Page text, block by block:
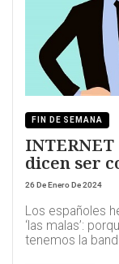
FIN DE SEMANA
dicen ser
comparten
26 De Enero De 2024
Los españoles
‘las malas’:
tenemos la